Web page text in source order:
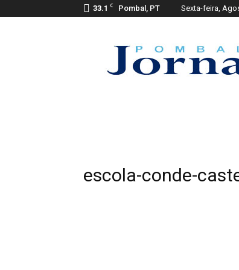
33.1 C Pombal, PT Sexta-feira,
Jornal
escola-conde-